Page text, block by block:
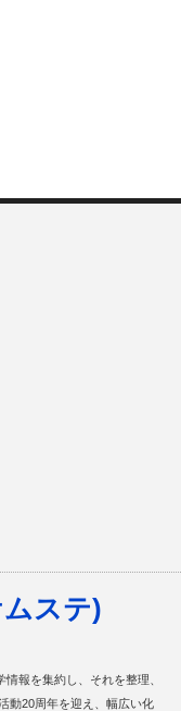
ステ)
報を集約し、それを整理、
動20周年を迎え、幅広い化